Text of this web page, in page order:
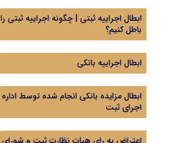
ابطال اجراییه ثبتی | چگونه اجراییه ثبتی را
باطل کنیم؟
ابطال اجراییه بانکی
ابطال مزایده بانکی انجام شده توسط اداره
اجرای ثبت